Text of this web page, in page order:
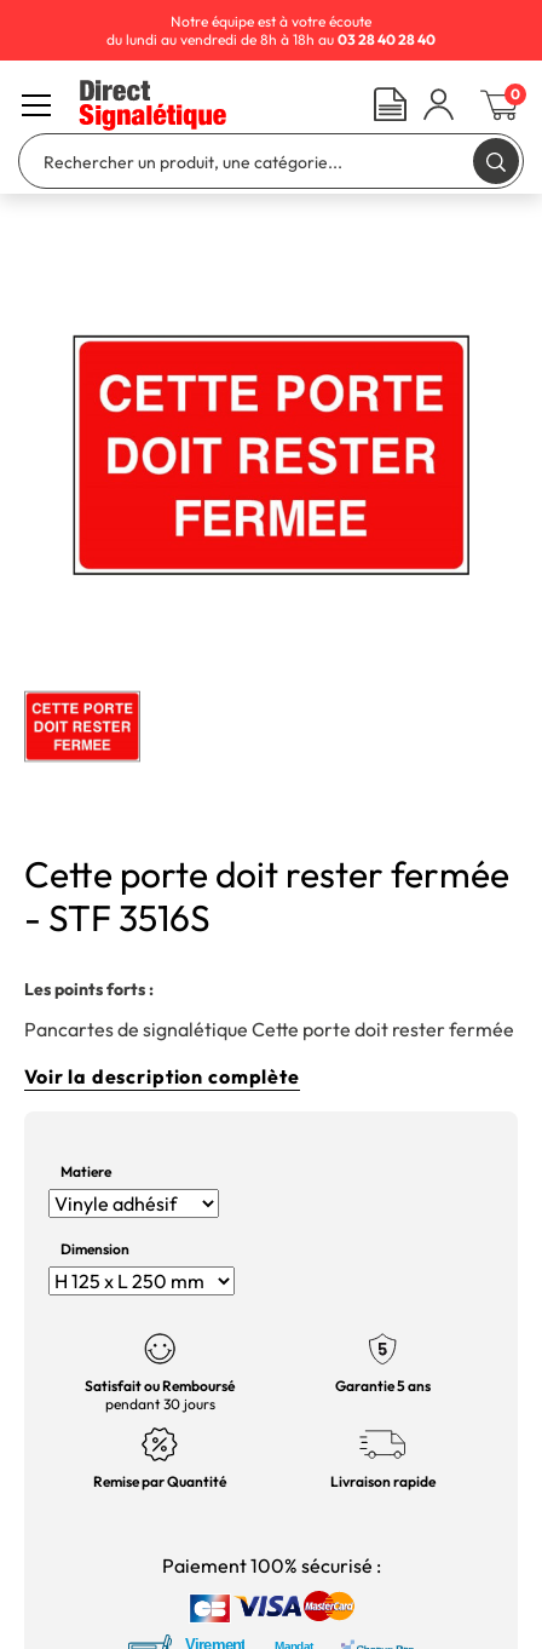
Cette porte doit rester fermée
- STF 3516S
Les points forts :
Pancartes de signalétique Cette porte doit rester fermée
Voir la description complète
Matiere
Dimension
Satisfait ou Remboursé
pendant 30 jours
Garantie 5 ans
Remise par Quantité Livraison rapide
Paiement 100% sécurisé :
Notre équipe est à votre écoute
du lundi au vendredi de 8h à 18h au 03 28 40 28 40
0